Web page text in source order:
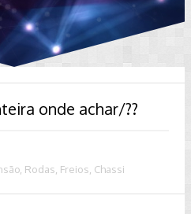
onde achar/??
Rodas, Freios, Chassi